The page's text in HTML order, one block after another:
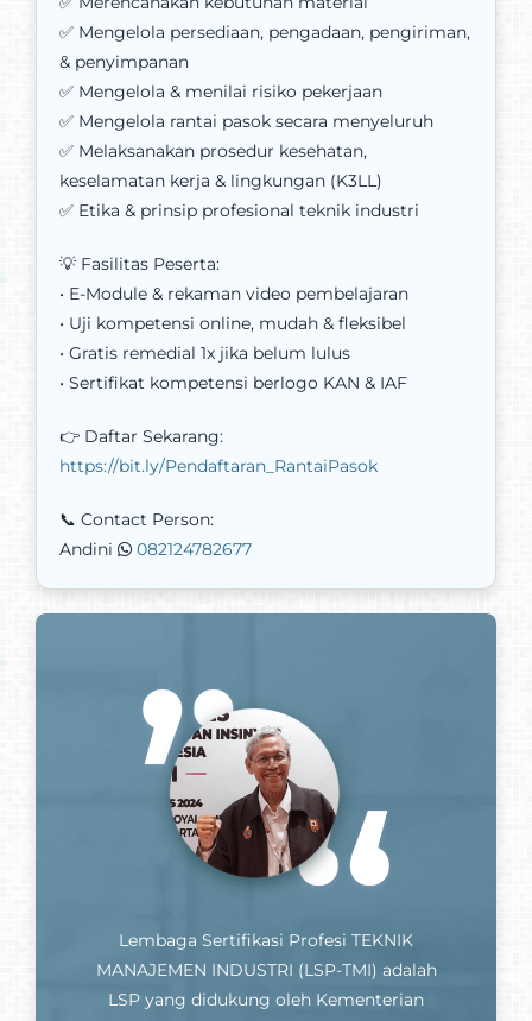
✅ Mengelola persediaan, pengadaan, pengiriman,
& penyimpanan
✅ Mengelola & menilai risiko pekerjaan
✅ Mengelola rantai pasok secara menyeluruh
✅ Melaksanakan prosedur kesehatan,
keselamatan kerja & lingkungan (K3LL)
✅ Etika & prinsip profesional teknik industri
💡 Fasilitas Peserta:
• E-Module & rekaman video pembelajaran
• Uji kompetensi online, mudah & fleksibel
• Gratis remedial 1x jika belum lulus
• Sertifikat kompetensi berlogo KAN & IAF
👉 Daftar Sekarang:
https://bit.ly/Pendaftaran_RantaiPasok
📞 Contact Person:
Andini
082124782677
Lembaga Sertifikasi Profesi TEKNIK
MANAJEMEN INDUSTRI (LSP-TMI) adalah
LSP yang didukung oleh Kementerian